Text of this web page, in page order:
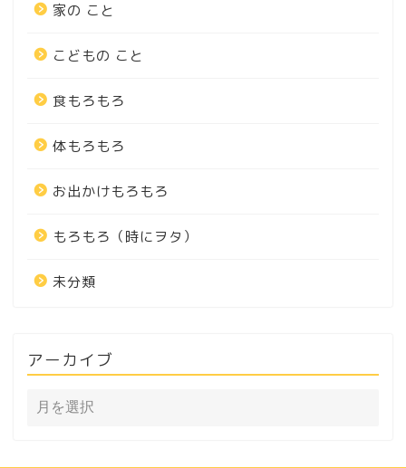
家の こと
こどもの こと
食もろもろ
体もろもろ
お出かけもろもろ
もろもろ（時にヲタ）
未分類
アーカイブ